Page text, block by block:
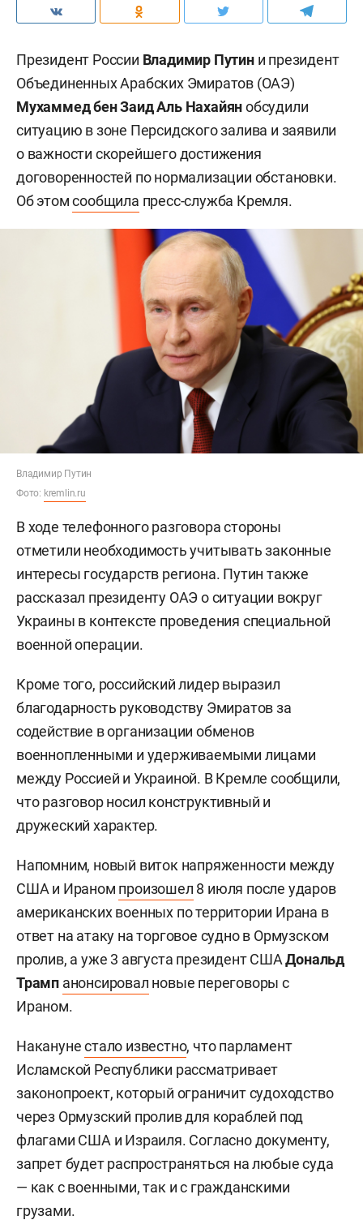
Президент России Владимир Путини президент
Объединенных Арабских Эмиратов (ОАЭ)
Мухаммед бен Заид Аль Нахайянобсудили
ситуацию в зоне Персидского залива и заявили
о важности скорейшего достижения
договоренностей по нормализации обстановки.
Об этомсообщила пресс-служба Кремля.
Владимир Путин
Фото: kremlin.ru
В ходе телефонного разговора стороны
отметили необходимость учитывать законные
интересы государств региона. Путин также
рассказал президенту ОАЭ о ситуации вокруг
Украины в контексте проведения специальной
военной операции.
Кроме того, российский лидер выразил
благодарность руководству Эмиратов за
содействие в организации обменов
военнопленными и удерживаемыми лицами
между Россией и Украиной. В Кремле сообщили,
что разговор носил конструктивный и
дружеский характер.
Напомним, новый виток напряженности между
США и Ираном произошел 8 июля после ударов
американских военных по территории Ирана в
ответ на атаку на торговое судно в Ормузском
пролив, а уже 3 августа президент СШАДональд
Трамп анонсировал новые переговоры с
Ираном.
Наканунестало известно, что парламент
Исламской Республики рассматривает
законопроект, который ограничит судоходство
через Ормузский пролив для кораблей под
флагами США и Израиля. Согласно документу,
запрет будет распространяться на любые суда
— как с военными, так и с гражданскими
грузами.